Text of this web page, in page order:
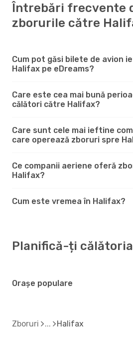
Întrebări frecvente
zborurile către
Cum pot găsi bilete de avion
Halifax pe eDreams?
Care este cea mai bună
călători către Halifax?
Care sunt cele mai ieftine
care operează zboruri spre
Ce companii aeriene oferă
Halifax?
Cum este vremea în Halifax?
Planifică-ți călătoria
Orașe populare
Zboruri Halifax